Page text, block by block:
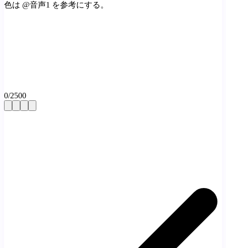
色は @音声1 を参考にする。
0/2500